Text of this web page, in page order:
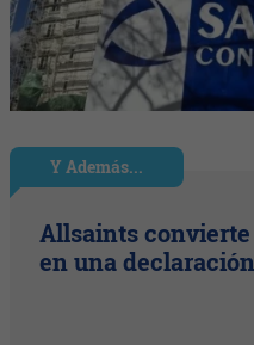
Y Además...
Allsaints
en una